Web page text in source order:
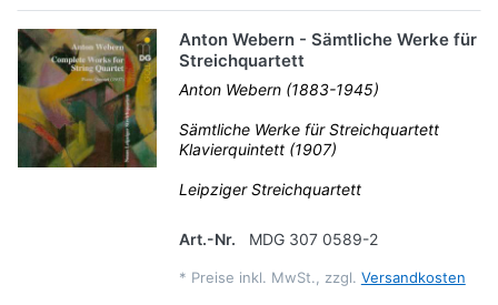
Anton Webern - Sämtliche Werke für
Streichquartett
Anton Webern (1883-1945)
Sämtliche Werke für Streichquartett
Klavierquintett (1907)
Leipziger Streichquartett
Art.-Nr. MDG 307 0589-2
* Preise inkl. MwSt., zzgl. Versandkosten